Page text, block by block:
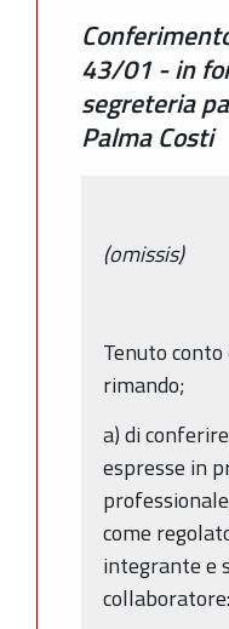
43/01 - in
segreteria
Palma Costi
(omissis)
Tenuto
rimando;
a) di
espresse in
come
integrante e
collaboratore: